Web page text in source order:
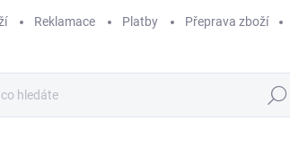
Reklamace Platby Přeprava zboží
Hledat